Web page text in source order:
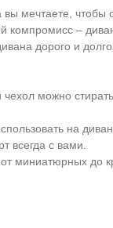
мечтаете, чтобы
компромисс –
дорого и
можно
на
всегда с вами.
миниатюрных до